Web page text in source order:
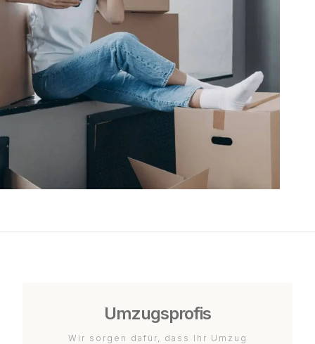
Umzugsprofis
Wir sorgen dafür, dass Ihr Umzug